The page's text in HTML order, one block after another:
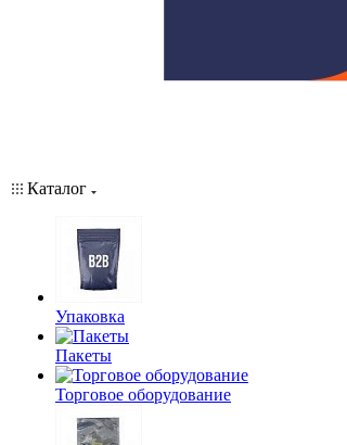
Каталог
Упаковка
Пакеты
Торговое оборудование